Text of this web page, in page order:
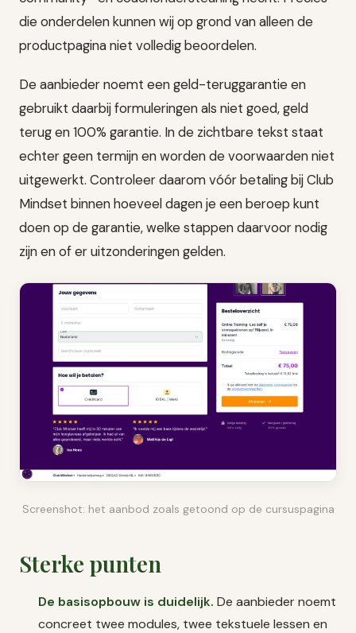
die onderdelen kunnen wij op grond van alleen de
productpagina niet volledig beoordelen.
De aanbieder noemt een geld-teruggarantie en
gebruikt daarbij formuleringen als niet goed, geld
terug en 100% garantie. In de zichtbare tekst staat
echter geen termijn en worden de voorwaarden niet
uitgewerkt. Controleer daarom vóór betaling bij Club
Mindset binnen hoeveel dagen je een beroep kunt
doen op de garantie, welke stappen daarvoor nodig
zijn en of er uitzonderingen gelden.
Screenshot: het aanbod zoals getoond op de cursuspagina
Sterke punten
De basisopbouw is duidelijk. De aanbieder noemt
concreet twee modules, twee tekstuele lessen en